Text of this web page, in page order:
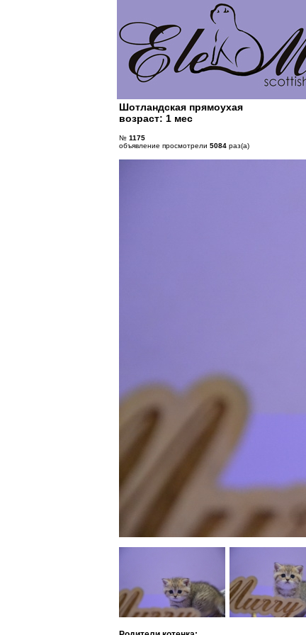
Шотландская прямоухая
возраст: 1 мес
№ 1175
объявление просмотрели 5084раз(а)